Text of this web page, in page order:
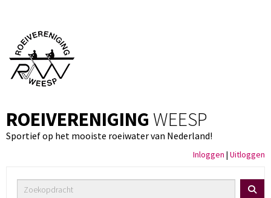
ROEIVERENIGING WEESP
Sportief op het mooiste roeiwater van Nederland!
Inloggen | Uitloggen